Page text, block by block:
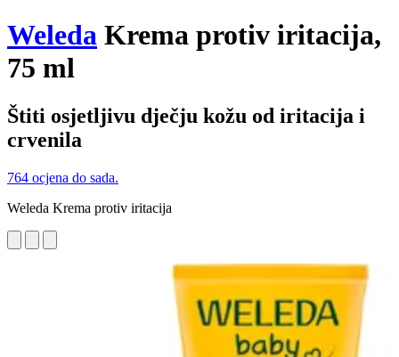
Weleda Krema protiv iritacija,
75 ml
Štiti osjetljivu dječju kožu od iritacija i
crvenila
764 ocjena do sada.
Weleda Krema protiv iritacija